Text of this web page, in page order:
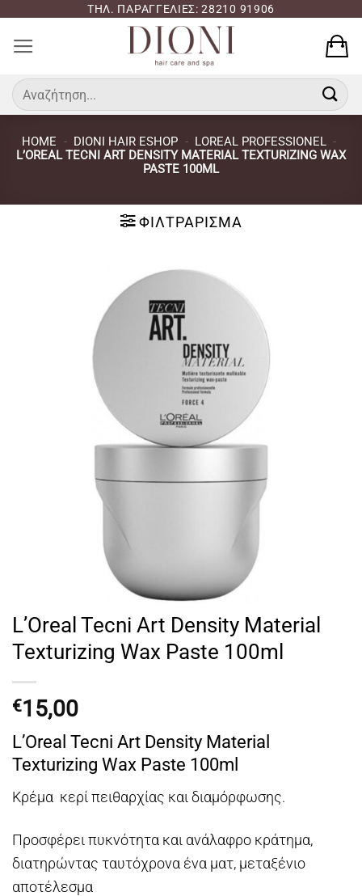
περιεχόμενο
ΤΗΛ. ΠΑΡΑΓΓΕΛΙΕΣ: 28210 91906
Αναζήτηση
για:
HOME - DIONI HAIR ESHOP - LOREAL PROFESSIONEL -
L’OREAL TECNI ART DENSITY MATERIAL TEXTURIZING WAX
PASTE 100ML
ΦΙΛΤΡΆΡΙΣΜΑ
L’Oreal Tecni Art Density Material
Texturizing Wax Paste 100ml
€15,00
L’Oreal Tecni Art Density Material
Texturizing Wax Paste 100ml
Κρέμα κερί πειθαρχίας και διαμόρφωσης.
Προσφέρει πυκνότητα και ανάλαφρο κράτημα,
διατηρώντας ταυτόχρονα ένα ματ, μεταξένιο
αποτέλεσμα